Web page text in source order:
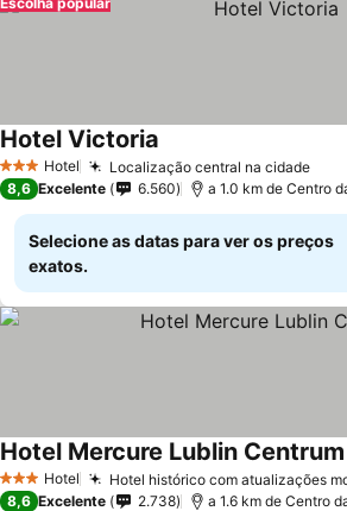
3 EstrelasHotel Localização central na cidadeVer
Hotel Victoria
8,6 Excelente 6.560 a 1.0 km de Centro
Selecione as datas para ver os preços
exatos.
3 EstrelasHotel Hotel histórico com atualizações
Hotel Mercure Lublin Centrum
8,6 Excelente 2.738 a 1.6 km de Centro